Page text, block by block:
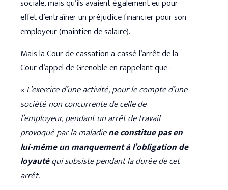
sociale, mais qu’ils avaient également eu pour
effet d’entraîner un préjudice financier pour son
employeur (maintien de salaire).
Mais la Cour de cassation a cassé l’arrêt de la
Cour d’appel de Grenoble en rappelant que :
« L’exercice d’une activité, pour le compte d’une
société non concurrente de celle de
l’employeur, pendant un arrêt de travail
provoqué par la maladiene constitue pas en
lui-même un manquement à l’obligation de
loyautéqui subsiste pendant la durée de cet
arrêt.